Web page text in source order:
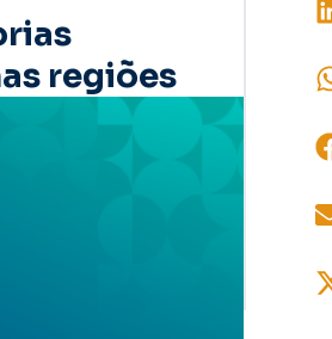
regiões